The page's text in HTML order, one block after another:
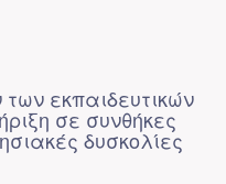
εκπαιδευτικών
σε συνθήκες
δυσκολίες